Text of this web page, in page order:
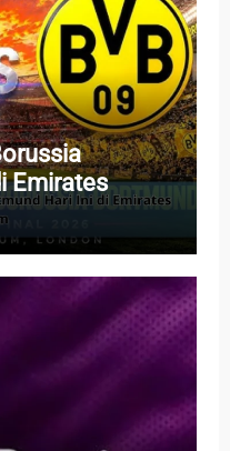
Emirates